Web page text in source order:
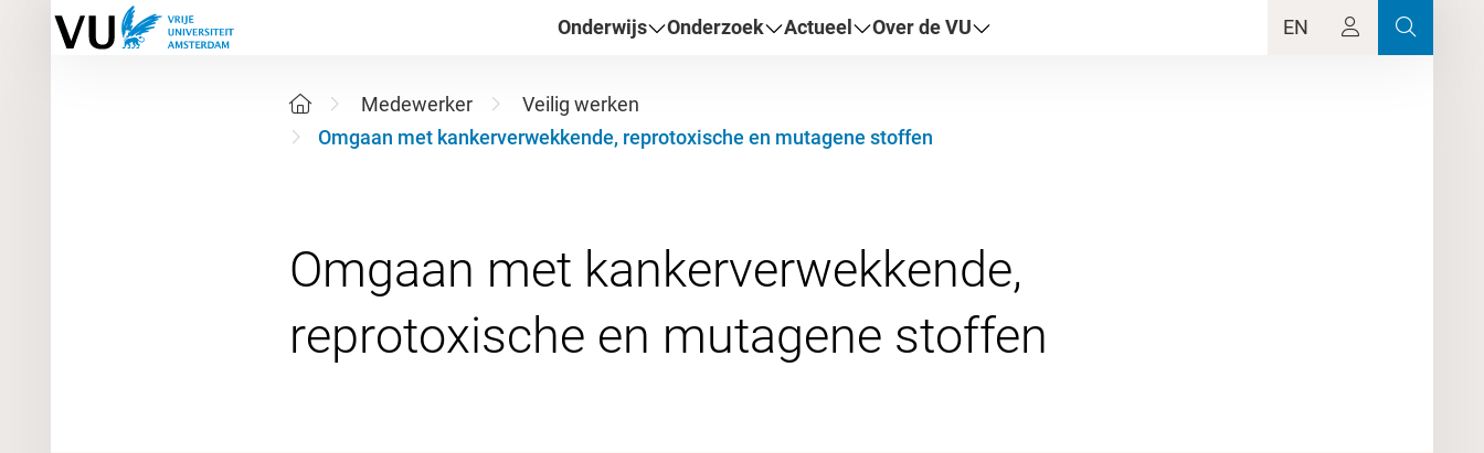
Onderwijs Onderzoek Actueel Over de VU EN
Medewerker
Veilig werken
Omgaan met kankerverwekkende, reprotoxische en mutagene stoffen
Omgaan met kankerverwekkende,